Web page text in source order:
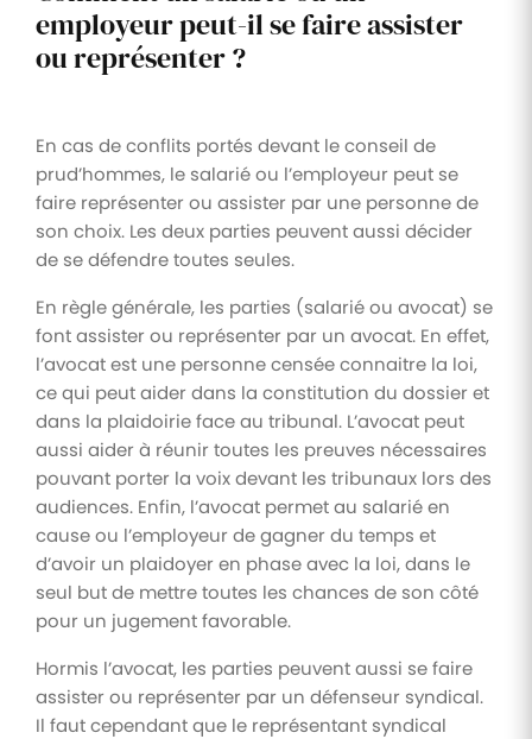
employeur peut-il se faire assister
ou représenter ?
En cas de conflits portés devant le conseil de
prud’hommes, le salarié ou l’employeur peut se
faire représenter ou assister par une personne de
son choix. Les deux parties peuvent aussi décider
de se défendre toutes seules.
En règle générale, les parties (salarié ou avocat) se
font assister ou représenter par un avocat. En effet,
l’avocat est une personne censée connaitre la loi,
ce qui peut aider dans la constitution du dossier et
dans la plaidoirie face au tribunal. L’avocat peut
aussi aider à réunir toutes les preuves nécessaires
pouvant porter la voix devant les tribunaux lors des
audiences. Enfin, l’avocat permet au salarié en
cause ou l’employeur de gagner du temps et
d’avoir un plaidoyer en phase avec la loi, dans le
seul but de mettre toutes les chances de son côté
pour un jugement favorable.
Hormis l’avocat, les parties peuvent aussi se faire
assister ou représenter par un défenseur syndical.
Il faut cependant que le représentant syndical